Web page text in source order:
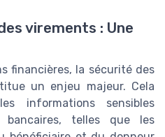
virements : Une
financières, la sécurité des
un enjeu majeur. Cela
informations sensibles
bancaires, telles que les